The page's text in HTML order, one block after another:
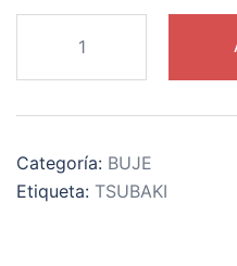
AS
POWER-
TSUBAKI
INTERIOR
Categoría: BUJE
Etiqueta: TSUBAKI